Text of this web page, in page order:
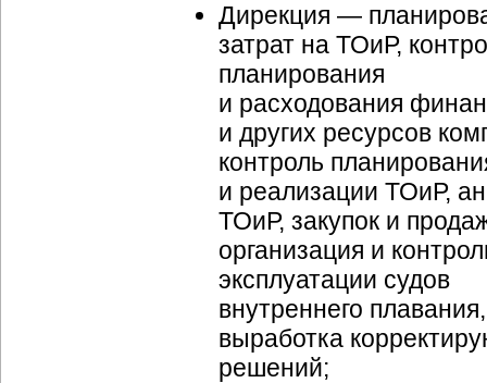
Дирекция —
затрат на ТОиР,
планирования
и расходования
и других ресурсов
контроль
и реализации ТОиР,
ТОиР, закупок и
организация и
эксплуатации судов
внутреннего плавания,
выработка
решений;